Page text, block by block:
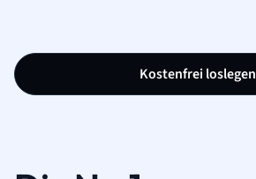
Kostenfrei loslegen